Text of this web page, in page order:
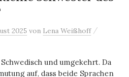
2025 von Lena Weißhoff /
und umgekehrt. Da
auf, dass beide Sprachen